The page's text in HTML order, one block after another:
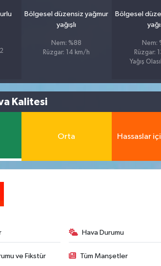
Bölgesel düzensiz yağmur
yağışlı
Nem: %88
Rüzgar: 14 km/h
Bölgesel
Nem:
Rüzgar:
Yağış
Kalitesi
Orta Hassaslar
Hava Durumu
ve Fikstür Tüm Manşetler